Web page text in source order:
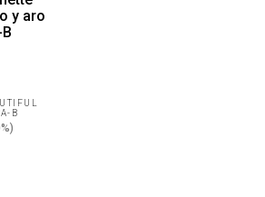
B
)